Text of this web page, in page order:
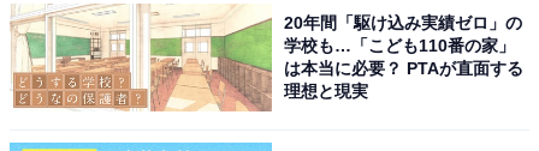
き、世界の中心として動いているから（40代男性／埼玉
県）」「世界一平均年収が高い国なため物価が高くても
生活する事に問題はありませんし、アメリカはスケール
が大きく様々な人種が入り交じっていて面白い国であり
世界一強い国なため（40代男性／東京都）」「経済大国
20年間「駆け込み実績ゼロ」の
学校も…「こども110番の家」
は本当に必要？ PTAが直面する
理想と現実